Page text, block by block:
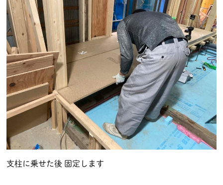
支柱に乗せた後 固定します